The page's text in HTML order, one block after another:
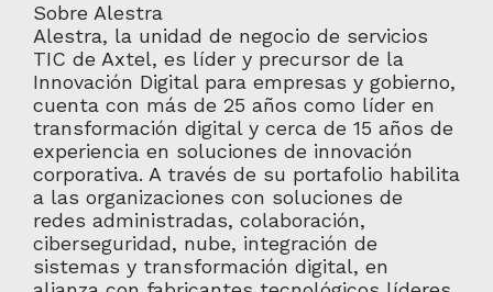
Sobre Alestra
Alestra, la unidad de negocio de servicios
TIC de Axtel, es líder y precursor de la
Innovación Digital para empresas y gobierno,
cuenta con más de 25 años como líder en
transformación digital y cerca de 15 años de
experiencia en soluciones de innovación
corporativa. A través de su portafolio habilita
a las organizaciones con soluciones de
redes administradas, colaboración,
ciberseguridad, nube, integración de
sistemas y transformación digital, en